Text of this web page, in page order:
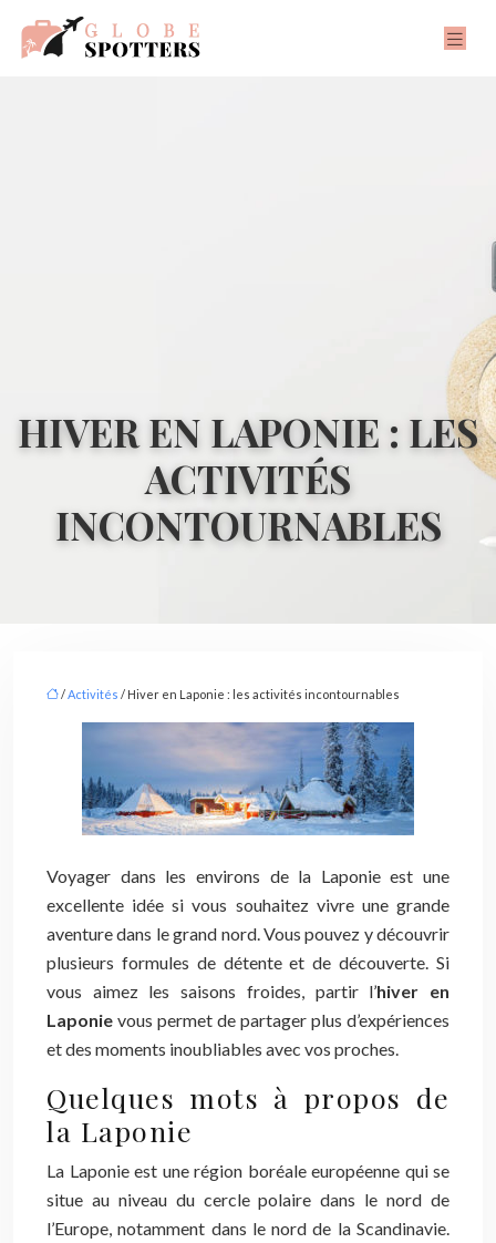
HIVER EN LAPONIE : LES
ACTIVITÉS
INCONTOURNABLES
/Activités / Hiver en Laponie : les activités incontournables
Voyager dans les environs de la Laponie est une
excellente idée si vous souhaitez vivre une grande
aventure dans le grand nord. Vous pouvez y découvrir
plusieurs formules de détente et de découverte. Si
vous aimez les saisons froides, partir l’hiver en
Laponie vous permet de partager plus d’expériences
et des moments inoubliables avec vos proches.
Quelques mots à propos de
la Laponie
La Laponie est une région boréale européenne qui se
situe au niveau du cercle polaire dans le nord de
l’Europe, notamment dans le nord de la Scandinavie.